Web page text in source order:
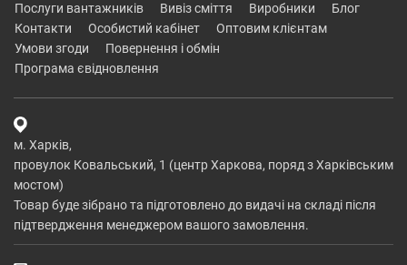
послуги вантажників
вивіз сміття виробники
блог
контакти
особистий кабінет
оптовим клієнтам
умови згоди
повернення і обмін
програма євідновлення
м. Харків,
провулок Ковальський, 1 (центр Харкова, поряд з Харківським
мостом)
Товар буде зібрано та підготовлено до видачі на складі після
підтвердження менеджером вашого замовлення.